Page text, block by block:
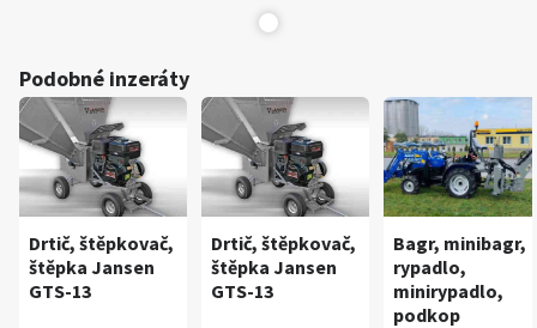
Podobné inzeráty
Drtič, štěpkovač,
štěpka Jansen
GTS-13
Drtič, štěpkovač,
štěpka Jansen
GTS-13
Bagr, minibagr,
rypadlo,
minirypadlo,
podkop